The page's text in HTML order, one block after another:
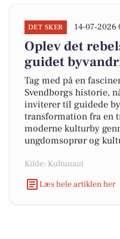
DET SKER 14-07-2026
Oplev det
guidet
Tag med på en
Svendborgs historie,
inviterer til guidede
transformation fra en
moderne kulturby
ungdomsoprør og
Kilde: Kultunaut
Læs hele artiklen her